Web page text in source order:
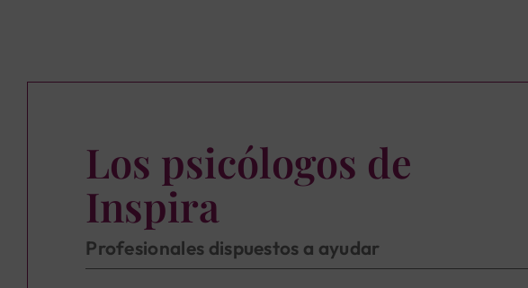
Los psicólogos de
Inspira
Profesionales dispuestos a ayudar